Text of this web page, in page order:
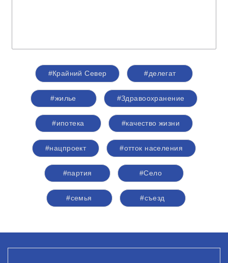
#Крайний Север #делегат
#жилье #Здравоохранение
#ипотека #качество жизни
#нацпроект #отток населения
#партия #Село
#семья #съезд